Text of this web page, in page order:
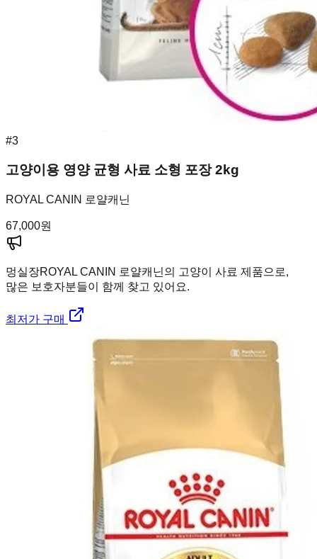
#3
고양이용 영양 균형 사료 소형 포장 2kg
ROYAL CANIN 로얄캐닌
67,000원
멍실장ROYAL CANIN 로얄캐닌의 고양이 사료 제품으로,
많은 보호자분들이 함께 찾고 있어요.
최저가 구매